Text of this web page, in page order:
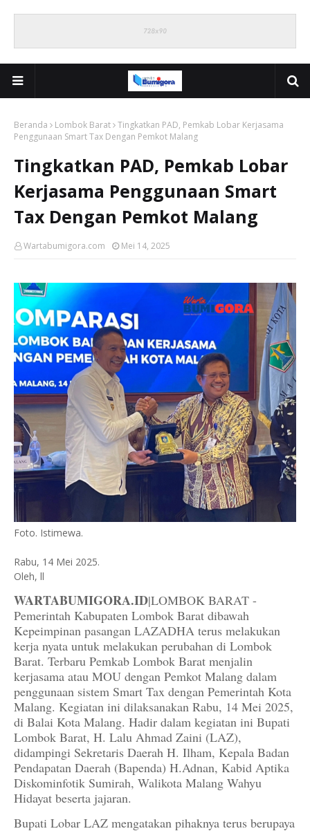
Beranda Lombok Barat Tingkatkan PAD, Pemkab Lobar Kerjasama
Penggunaan Smart Tax Dengan Pemkot Malang
Tingkatkan PAD, Pemkab Lobar
Kerjasama Penggunaan Smart
Tax Dengan Pemkot Malang
Wartabumigora.com Mei 14, 2025
Foto. Istimewa.
Rabu, 14 Mei 2025.
Oleh, ll
WARTABUMIGORA.ID|LOMBOK BARAT -
Pemerintah Kabupaten Lombok Barat dibawah
Kepeimpinan pasangan LAZADHA terus melakukan
kerja nyata untuk melakukan perubahan di Lombok
Barat. Terbaru Pemkab Lombok Barat menjalin
kerjasama atau MOU dengan Pemkot Malang dalam
penggunaan sistem Smart Tax dengan Pemerintah Kota
Malang. Kegiatan ini dilaksanakan Rabu, 14 Mei 2025,
di Balai Kota Malang. Hadir dalam kegiatan ini Bupati
Lombok Barat, H. Lalu Ahmad Zaini (LAZ),
didampingi Sekretaris Daerah H. Ilham, Kepala Badan
Pendapatan Daerah (Bapenda) H.Adnan, Kabid Aptika
Diskominfotik Sumirah, Walikota Malang Wahyu
Hidayat beserta jajaran.
Bupati Lobar LAZ mengatakan pihaknya terus berupaya